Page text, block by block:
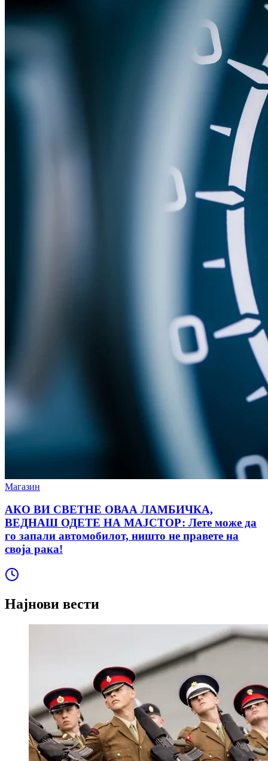
Магазин
АКО ВИ СВЕТНЕ ОВАА ЛАМБИЧКА,
ВЕДНАШ ОДЕТЕ НА МАЈСТОР: Лете може да
го запали автомобилот, ништо не правете на
своја рака!
Најнови вести